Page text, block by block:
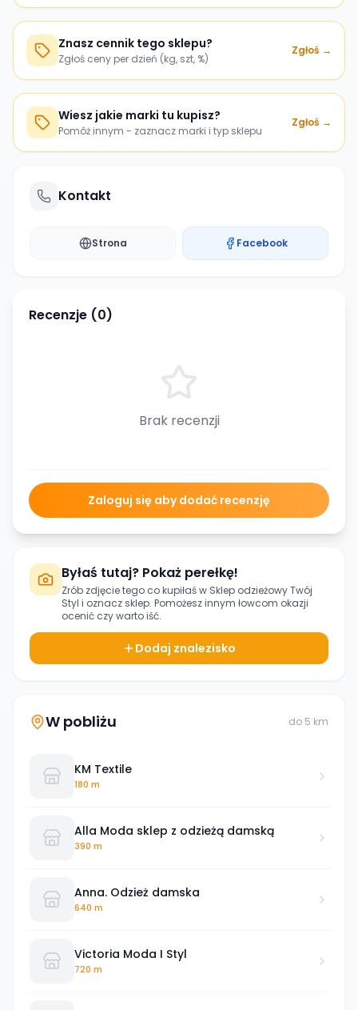
Znasz cennik tego sklepu?
Zgłoś ceny per dzień (kg, szt, %)
Zgłoś →
Wiesz jakie marki tu kupisz?
Pomóż innym - zaznacz marki i typ sklepu
Zgłoś →
Kontakt
Strona Facebook
Recenzje (0)
Brak recenzji
Zaloguj się aby dodać recenzję
Byłaś tutaj? Pokaż perełkę!
Zrób zdjęcie tego co kupiłaś w Sklep odzieżowy Twój
Styl i oznacz sklep. Pomożesz innym łowcom okazji
ocenić czy warto iść.
Dodaj znalezisko
W pobliżu do 5 km
KM Textile
180 m
Alla Moda sklep z odzieżą damską
390 m
Anna. Odzież damska
640 m
Victoria Moda I Styl
720 m